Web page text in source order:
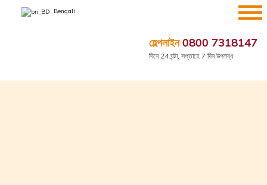
Bengali
হেল্পলাইন0800 7318147
দিনে 24 ঘন্টা, সপ্তাহে 7 দিন উপলব্ধ